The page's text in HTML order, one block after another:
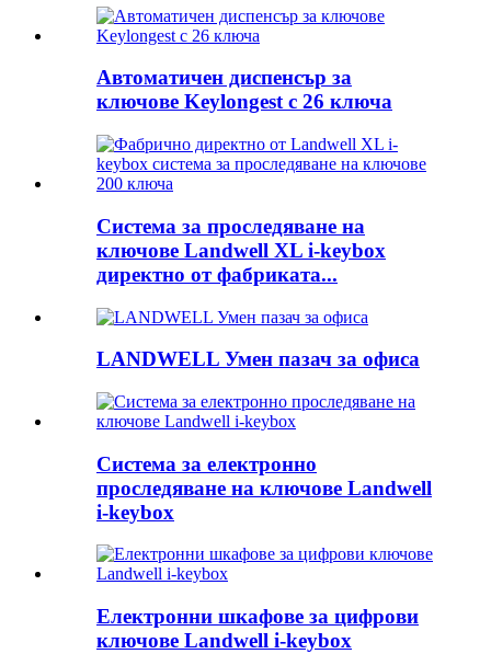
Автоматичен диспенсър за
ключове Keylongest с 26 ключа
Система за проследяване на
ключове Landwell XL i-keybox
директно от фабриката...
LANDWELL Умен пазач за офиса
Система за електронно
проследяване на ключове Landwell
i-keybox
Електронни шкафове за цифрови
ключове Landwell i-keybox